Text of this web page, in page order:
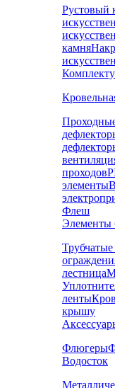
Рустовый
камня
проходов
элементы
Флеш
Элементы
Трубчатые
лестница
ленты
крышу
Флюгеры
Водосток